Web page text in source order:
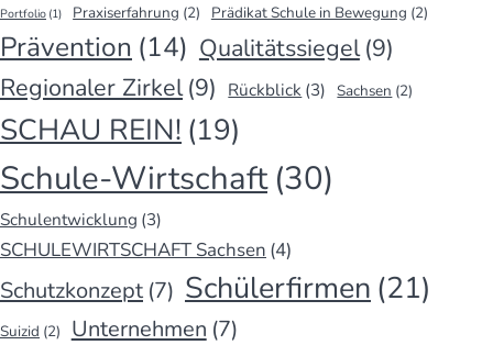
Portfolio (1) Praxiserfahrung (2) Prädikat Schule in Bewegung (2)
Prävention (14) Qualitätssiegel (9)
Regionaler Zirkel (9) Rückblick (3) Sachsen (2)
SCHAU REIN! (19)
Schule-Wirtschaft (30)
Schulentwicklung (3)
SCHULEWIRTSCHAFT Sachsen (4)
Schutzkonzept (7) Schülerfirmen (21)
Suizid (2) Unternehmen (7)